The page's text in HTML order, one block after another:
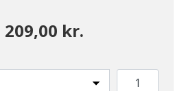
valgte
209,00 kr.